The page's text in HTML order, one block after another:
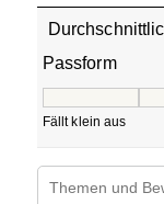
Passform
Fällt klein aus
Suchthemen